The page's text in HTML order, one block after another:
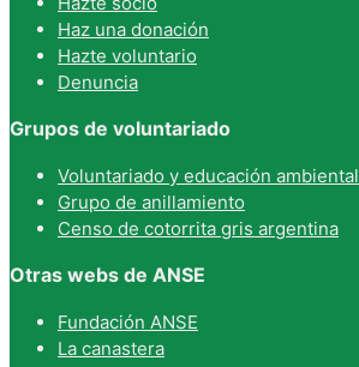
Haz una donación
Hazte voluntario
Denuncia
Grupos de voluntariado
Voluntariado y educación ambiental
Grupo de anillamiento
Censo de cotorrita gris argentina
Otras webs de ANSE
Fundación ANSE
La canastera